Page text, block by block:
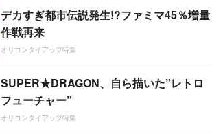
デカすぎ都市伝説発生!?ファミマ45％増量
作戦再来
オリコンタイアップ特集
SUPER★DRAGON、自ら描いた”レトロ
フューチャー”
オリコンタイアップ特集